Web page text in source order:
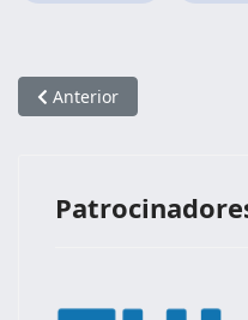
Artículo anterior:
Anterior